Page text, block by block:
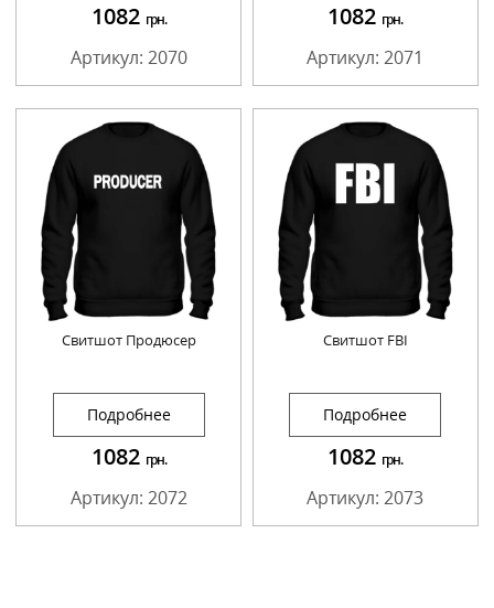
1082 грн.
Артикул: 2070
1082 грн.
Артикул: 2071
Свитшот Продюсер
Подробнее
1082 грн.
Артикул: 2072
Свитшот FBI
Подробнее
1082 грн.
Артикул: 2073